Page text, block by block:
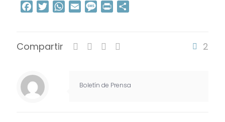
Facebook
TwitterWhatsApp
Email Message
Print
Compartir 2
Boletín de Prensa